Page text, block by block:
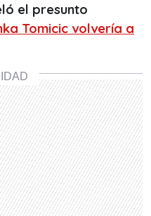
el presunto
Tomicic volvería a